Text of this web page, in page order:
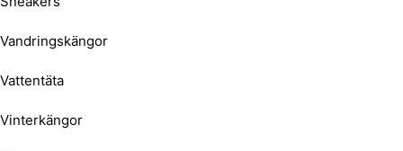
Vandringskängor
Vattentäta
Vinterkängor